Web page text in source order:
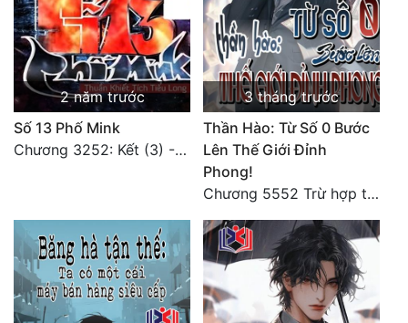
Cơ Trí
Sát Phạt Quyết Đoán
Vô Sỉ
Điềm Đạm
2 năm trước
Số 13 Phố Mink
Chương 3252: Kết (3) - HẾT.
3 tháng trước
Thần Hào: Từ Số 0 Bước
Lên Thế Giới Đỉnh
Phong!
Chương 5552 Trừ hợp tác, không còn cách nào khác!